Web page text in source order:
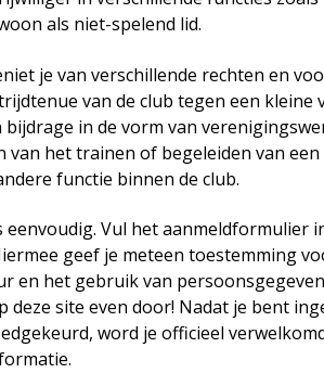
als niet-spelend lid.
je van verschillende rechten en
van de club tegen een kleine
in de vorm van
het trainen of begeleiden van
functie binnen de club.
eenvoudig. Vul het aanmeldformulier
geef je meteen toestemming
en het gebruik van
deze site even door! Nadat je bent
word je officieel